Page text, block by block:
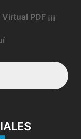
PDF ¡¡¡